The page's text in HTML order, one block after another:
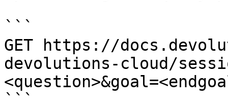
```
GET https://
devolutions-cloud/
```